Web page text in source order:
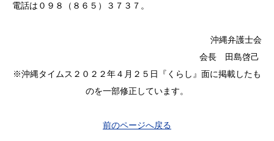
電話は０９８（８６５）３７３７。
沖縄弁護士会
会長 田島啓己
※沖縄タイムス２０２２年４月２５日『くらし』面に掲載したも
のを一部修正しています。
前のページへ戻る